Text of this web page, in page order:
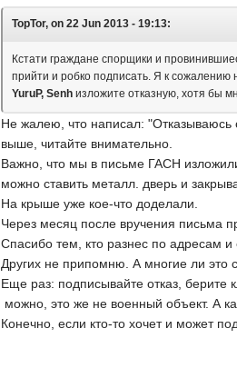
TopTor, on 22 Jun 2013 - 19:13:
Кстати граждане спорщики и
прийти и робко подписать. Я к сожалению
YuruP, Senh изложите отказную, хотя бы
Не жалею, что написал: "Отказываюсь
выше, читайте внимательно.
Важно, что мы в письме ГАСН
можно ставить металл. дверь и
На крыше уже кое-что доделали.
Через месяц после вручения письма
Спасибо тем, кто разнес по адресам
Других не припомню. А многие ли это
Еще раз: подписывайте отказ, берите
можно, это же не военный объект. А
Конечно, если кто-то хочет и может